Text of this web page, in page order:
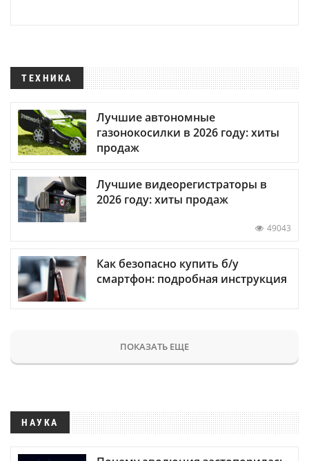
ТЕХНИКА
Лучшие автономные
газонокосилки в 2026 году: хиты
продаж
Лучшие видеорегистраторы в
2026 году: хиты продаж
49043
Как безопасно купить б/у
смартфон: подробная инструкция
ПОКАЗАТЬ ЕЩЕ
НАУКА